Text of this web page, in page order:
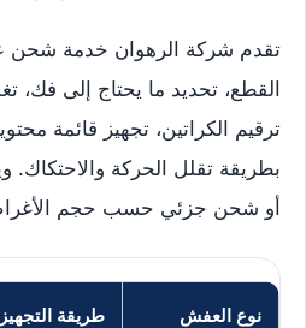
تقدم شركة الرهوان خدمة شحن
القطع، تحديد ما يحتاج إلى فك،
ترقيم الكراتين، تجهيز قائمة
بطريقة تقلل الحركة
أو شحن جزئي حسب حجم الأغراض
نوع العفش طريقة التجهيز